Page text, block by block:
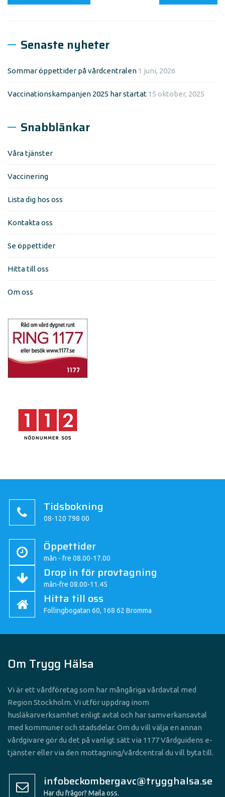
Senaste nyheter
Sommar öppettider på vårdcentralen 1 juni, 2026
Vaccinationskampanjen 2025 har startat 15 oktober, 2025
Snabblänkar
Våra tjänster
Vaccinering
Lista dig hos oss
Kontakta oss
Se öppettider
Hitta till oss
Om oss
Tidsbokning
08-120 798 00
Öppettider
mån - fre 08.00-17.00
Drop in för provtagning
mån-fre 08.00-11.45
Hitta till oss
Follingbogatan 60, 168 62 Bromma
Om Trygg Hälsa
Vi är ett vårdföretag som har mångåriga vårdavtal med
Region Stockholm. Vi utför uppdrag inom
husläkarverksamhet enligt avtal och har samverkansavtal
med kommuner och stadsdelar. Om du vill välja en annan
vårdgivare gör du det på vanligt sätt via 1177 Vårdguidens e-
tjänster eller via den mottagning/vårdcentral du vill byta till.
infobeckombergavc@trygghalsa.se
Har du frågor? Maila oss.